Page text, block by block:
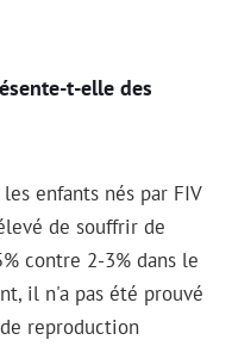
t-elle des
enfants nés par FIV
de souffrir de
contre 2-3% dans le
il n'a pas été prouvé
reproduction